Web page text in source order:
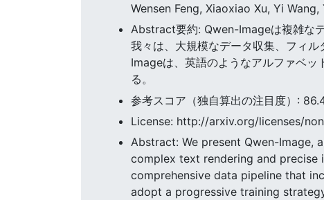
Wensen Feng, Xiaoxiao Xu, Yi
Abstract要約: Qwen-Imageは複雑な
我々は、大規模なデータ収集、フィ
Imageは、英語のようなアルファベ
る。
参考スコア（独自算出の注目度）:
License: http://arxiv.org/licenses/
Abstract: We present Qwen-Image,
complex text rendering and precise
comprehensive data pipeline that
adopt a progressive training